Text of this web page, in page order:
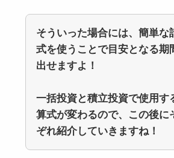
そういった場合には、簡単な
式を使うことで目安となる期
出せますよ！
一括投資と積立投資で使用す
算式が変わるので、この後に
ぞれ紹介していきますね！